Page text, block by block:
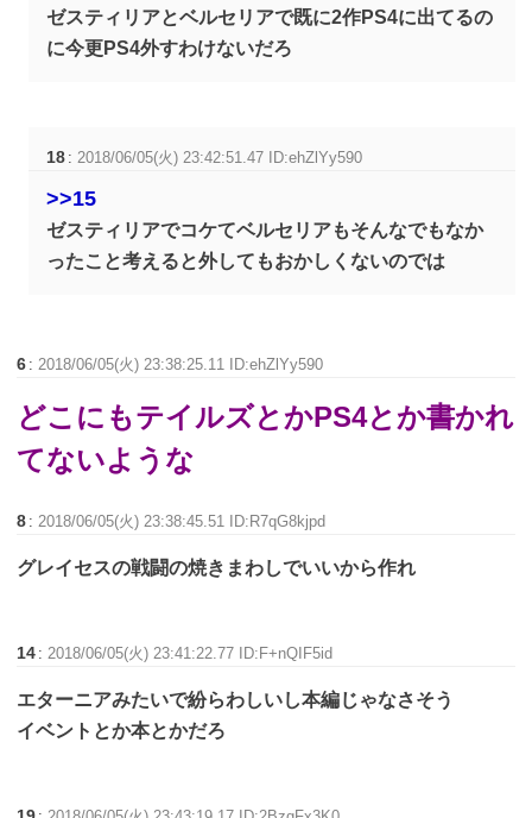
ゼスティリアとベルセリアで既に2作PS4に出てるの
に今更PS4外すわけないだろ
18 :2018/06/05(火) 23:42:51.47 ID:ehZlYy590
>>15
ゼスティリアでコケてベルセリアもそんなでもなか
ったこと考えると外してもおかしくないのでは
6 :2018/06/05(火) 23:38:25.11 ID:ehZlYy590
どこにもテイルズとかPS4とか書かれ
てないような
8 :2018/06/05(火) 23:38:45.51 ID:R7qG8kjpd
グレイセスの戦闘の焼きまわしでいいから作れ
14 :2018/06/05(火) 23:41:22.77 ID:F+nQIF5id
エターニアみたいで紛らわしいし本編じゃなさそう
イベントとか本とかだろ